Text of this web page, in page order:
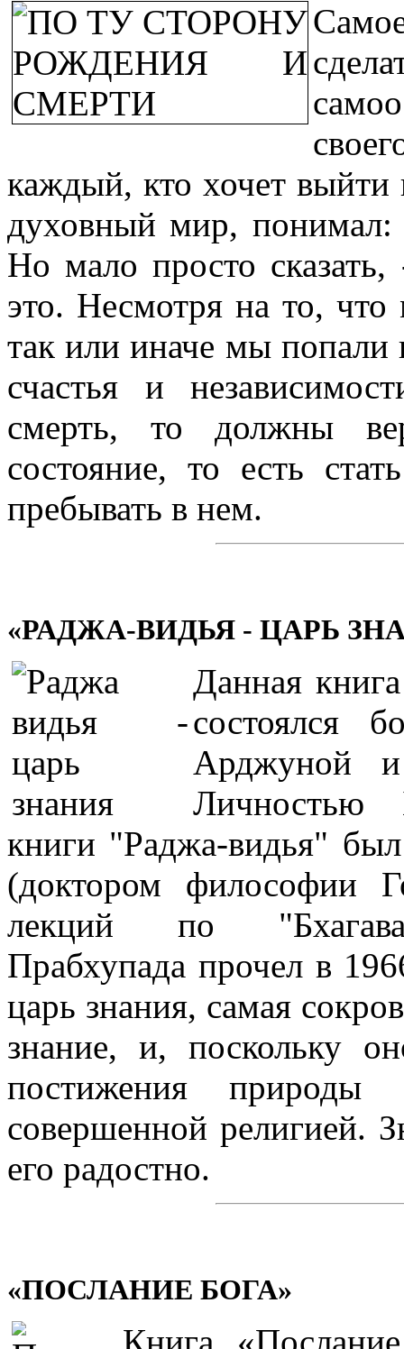
каждый, кто хочет выйти
духовный мир,
Но мало просто сказать,
это. Несмотря на то,
так или иначе мы попали
счастья и
смерть, то должны
состояние, то есть
пребывать в нем.
«РАДЖА-ВИДЬЯ - ЦАРЬ
Данная
состоялся
Арджуной
Личностью
книги "Раджа-видья"
(доктором философии
лекций по
Прабхупада прочел в
царь знания, самая
знание, и, поскольку
постижения природы
совершенной религией.
его радостно.
«ПОСЛАНИЕ БОГА»